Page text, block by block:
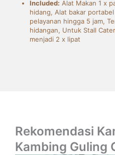
Included: Alat Makan 1 x
hidang, Alat bakar
pelayanan hingga 5 jam,
hidangan, Untuk Stall
menjadi 2 x lipat
Rekomendasi
Kambing Guling